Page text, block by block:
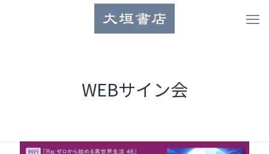
WEBサイン会